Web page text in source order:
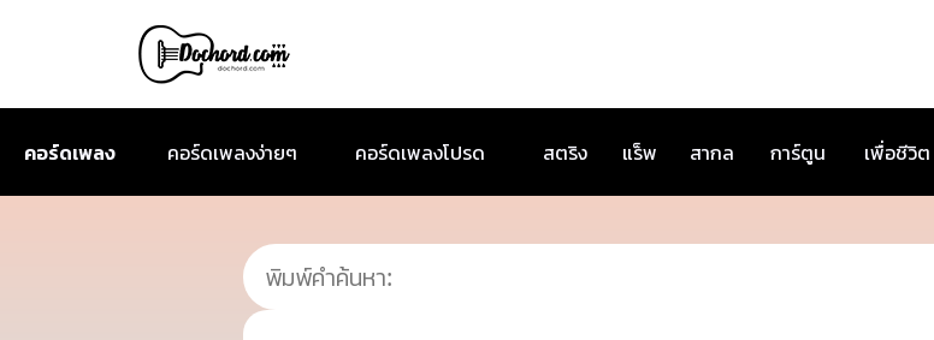
คอร์ดเพลง คอร์ดเพลงง่ายๆ คอร์ดเพลงโปรด สตริง แร็พ สากล การ์ตูน เพื่อชีวิต